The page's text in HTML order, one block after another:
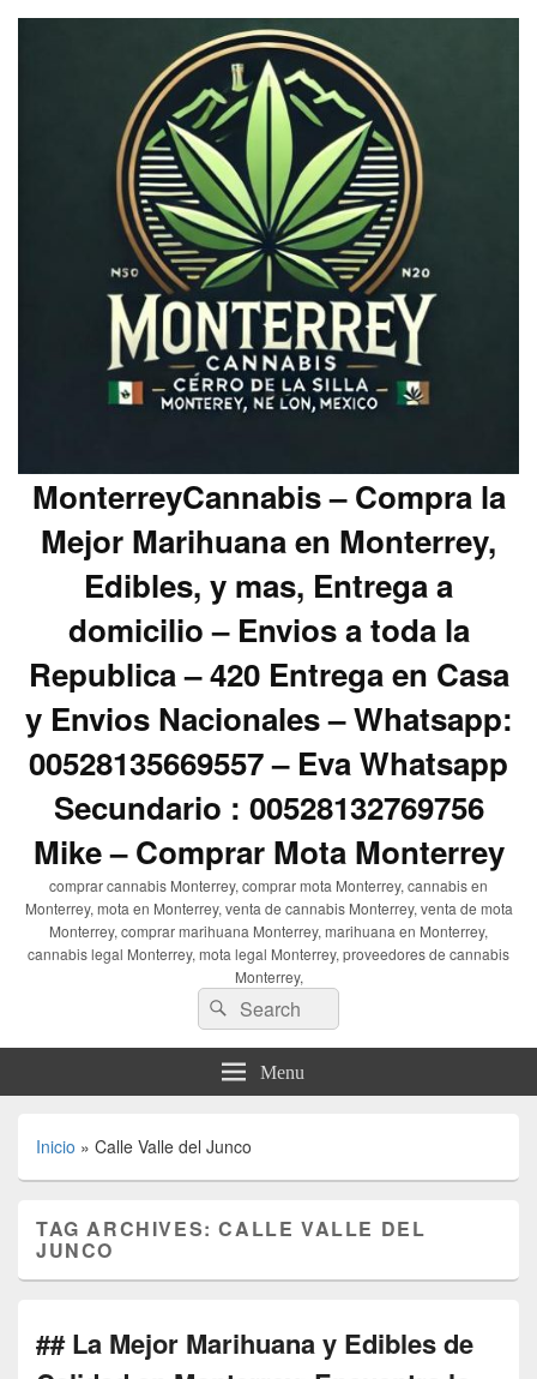
MonterreyCannabis – Compra la
Mejor Marihuana en Monterrey,
Edibles, y mas, Entrega a
domicilio – Envios a toda la
Republica – 420 Entrega en Casa
y Envios Nacionales – Whatsapp:
00528135669557 – Eva Whatsapp
Secundario : 00528132769756
Mike – Comprar Mota Monterrey
comprar cannabis Monterrey, comprar mota Monterrey, cannabis en
Monterrey, mota en Monterrey, venta de cannabis Monterrey, venta de mota
Monterrey, comprar marihuana Monterrey, marihuana en Monterrey,
cannabis legal Monterrey, mota legal Monterrey, proveedores de cannabis
Monterrey,
Search
for:
Search
Menu
Inicio » Calle Valle del Junco
TAG ARCHIVES:CALLE VALLE DEL
JUNCO
## La Mejor Marihuana y Edibles de